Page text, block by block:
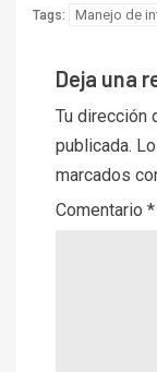
Tags: Manejo de
Deja una
Tu dirección
publicada.
marcados
Comentario *